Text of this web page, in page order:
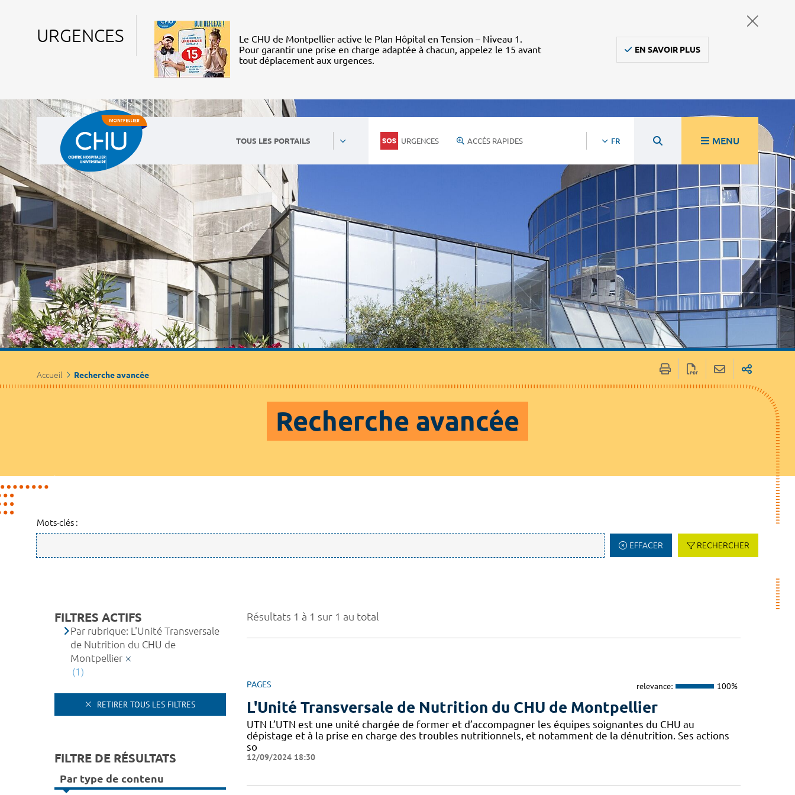
URGENCES
Le CHU de Montpellier active le Plan Hôpital en Tension – Niveau 1.
Pour garantir une prise en charge adaptée à chacun, appelez le 15 avant
tout déplacement aux urgences.
EN SAVOIR PLUS
TOUS LES PORTAILS URGENCES ACCÈS RAPIDES FR MENU
Accueil Recherche avancée
Recherche avancée
Mots-clés :
EFFACER RECHERCHER
Résultats 1 à 1 sur 1 au total
PAGES relevance: 100%
L'Unité Transversale de Nutrition du CHU de Montpellier
UTN L’UTN est une unité chargée de former et d’accompagner les équipes soignantes du CHU au
dépistage et à la prise en charge des troubles nutritionnels, et notamment de la dénutrition. Ses actions
so
12/09/2024 18:30
FILTRES ACTIFS
Par rubrique: L'Unité Transversale
de Nutrition du CHU de
Montpellier
(1)
RETIRER TOUS LES FILTRES
FILTRE DE RÉSULTATS
Par type de contenu